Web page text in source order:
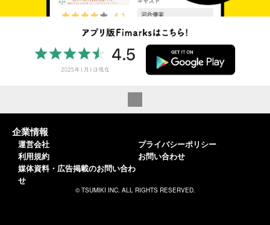
企業情報
運営会社
利用規約
媒体資料・広告掲載のお問い合わ
せ
プライバシーポリシー
お問い合わせ
© TSUMIKI INC. ALL RIGHTS RESERVED.